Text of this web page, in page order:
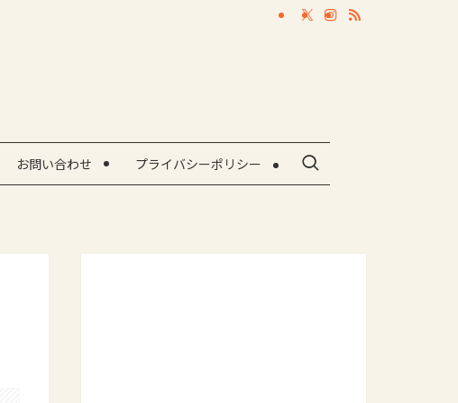
お問い合わせ プライバシーポリシー